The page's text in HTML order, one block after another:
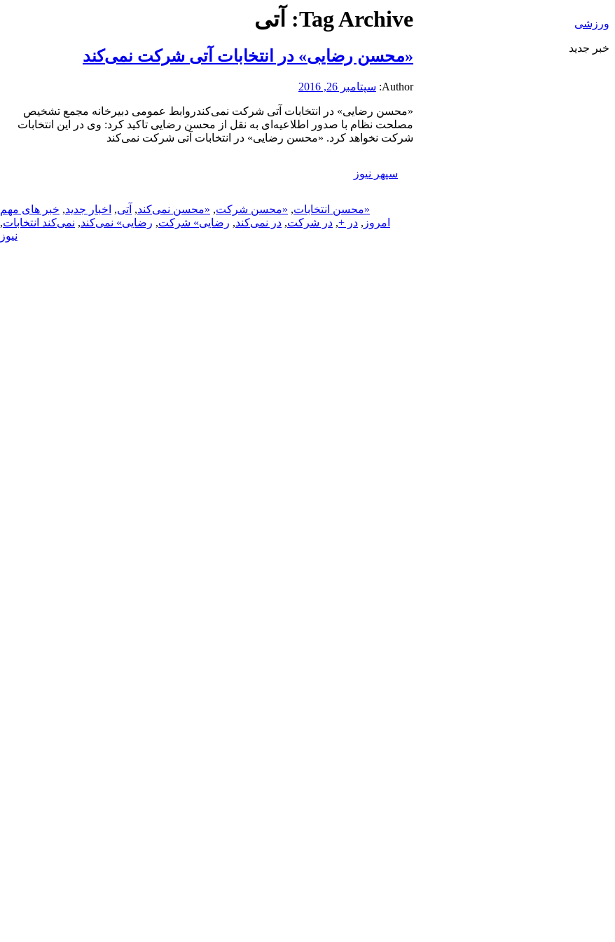
ورزشی
خبر جدید
Tag Archive: آتی
«محسن رضایی» در انتخابات آتی شرکت نمی‌کند
Author: سپتامبر 26, 2016
«محسن رضایی» در انتخابات آتی شرکت نمی‌کندروابط عمومی دبیرخانه مجمع تشخیص
مصلحت نظام با صدور اطلاعیه‌ای به نقل از محسن رضایی تاکید کرد: وی در این انتخابات
شرکت نخواهد کرد. «محسن رضایی» در انتخابات آتی شرکت نمی‌کند
سپهر نیوز
«محسن انتخابات, «محسن شرکت, «محسن نمی‌کند, آتی, اخبار جدید, خبر های مهم
امروز , در +, در شرکت, در نمی‌کند, رضایی» شرکت, رضایی» نمی‌کند, نمی‌کند انتخابات,
نیوز